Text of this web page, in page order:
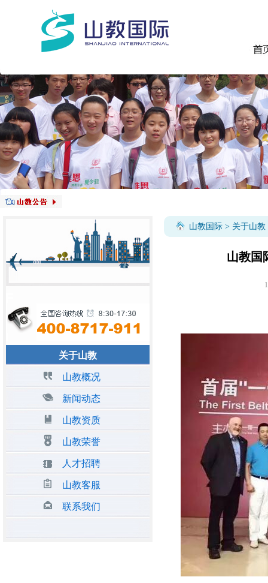
关于山教
山教概况
新闻动态
山教资质
山教荣誉
人才招聘
山教客服
联系我们
山教国际 > 关于山教
山教国